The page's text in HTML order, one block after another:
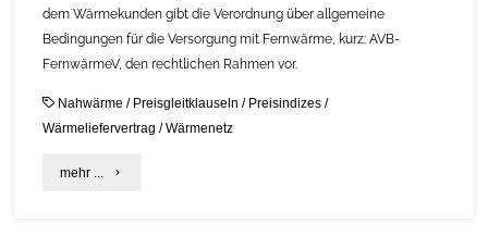
dem Wärmekunden gibt die Verordnung über allgemeine
Bedingungen für die Versorgung mit Fernwärme, kurz: AVB-
FernwärmeV, den rechtlichen Rahmen vor.
Nahwärme / Preisgleitklauseln / Preisindizes /
Wärmeliefervertrag /Wärmenetz
mehr ... "Der